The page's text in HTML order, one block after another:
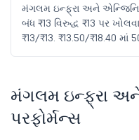
મંગલમ ઇન્ફ્રા અને
બંધ ₹13 વિરુદ્ધ ₹13 પર
₹13/₹13. ₹13.50/₹18.40
મંગલમ ઇન્ફ્રા
પરફોર્મન્સ